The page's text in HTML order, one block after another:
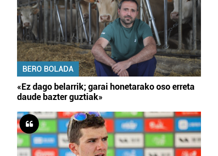
BERO BOLADA
«Ez dago belarrik; garai honetarako oso erreta
daude bazter guztiak»